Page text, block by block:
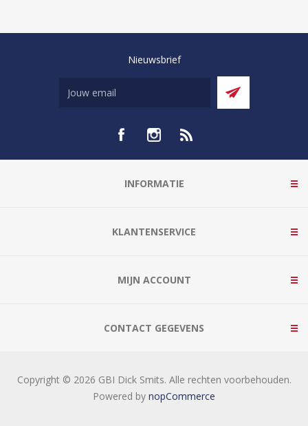
Nieuwsbrief
INFORMATIE
KLANTENSERVICE
MIJN ACCOUNT
CONTACT GEGEVENS
Copyright © 2026 GBI Dick Smits. Alle rechten voorbehouden.
Powered by nopCommerce